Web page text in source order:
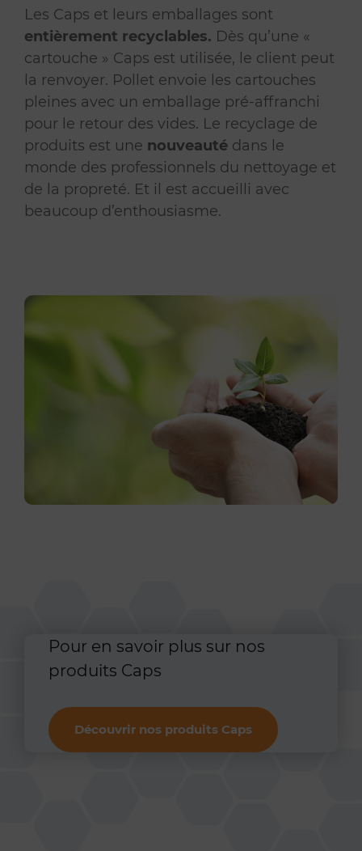
Les Caps et leurs emballages sont
entièrement recyclables. Dès qu’une «
cartouche » Caps est utilisée, le client peut
la renvoyer. Pollet envoie les cartouches
pleines avec un emballage pré-affranchi
pour le retour des vides. Le recyclage de
produits est une nouveauté dans le
monde des professionnels du nettoyage et
de la propreté. Et il est accueilli avec
beaucoup d’enthousiasme.
Pour en savoir plus sur nos
produits Caps
Découvrir nos produits Caps